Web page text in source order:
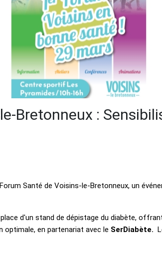
Bretonneux :
Santé de Voisins-le-Bretonneux, un
d'un stand de dépistage du diabète,
optimale, en partenariat avec le SerDiabète.